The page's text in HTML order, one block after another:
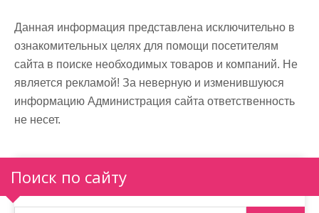
Данная информация представлена исключительно в
ознакомительных целях для помощи посетителям
сайта в поиске необходимых товаров и компаний. Не
является рекламой! За неверную и изменившуюся
информацию Администрация сайта ответственность
не несет.
Поиск по сайту